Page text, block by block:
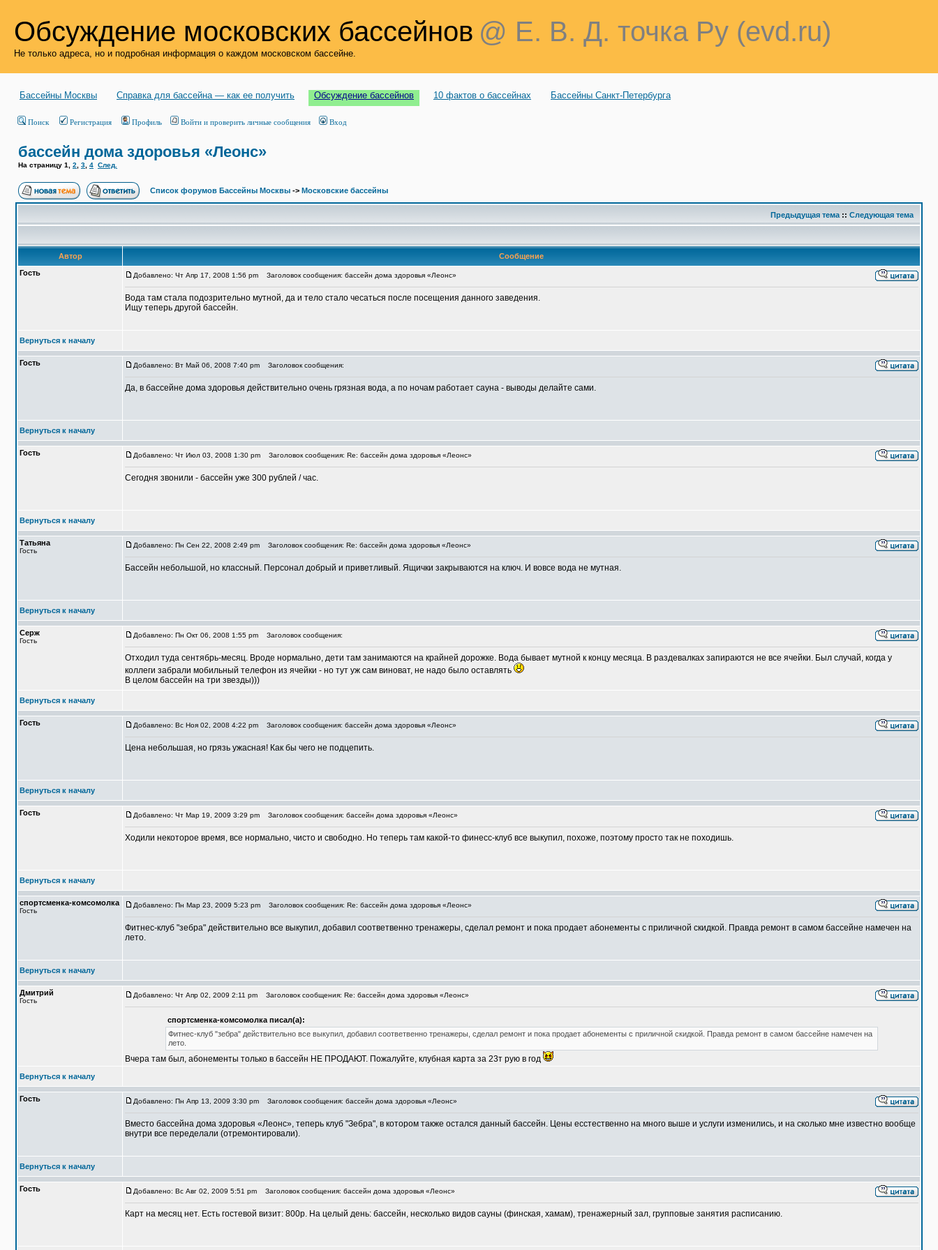
Обсуждение московских бассейнов @ Е. В. Д. точка Ру (evd.ru)
Не только адреса, но и подробная информация о каждом московском бассейне.
Бассейны Москвы Справка для бассейна — как ее получить Обсуждение бассейнов 10 фактов о бассейнах Бассейны Санкт-Петербурга
Поиск Регистрация Профиль Войти и проверить личные сообщения Вход
бассейн дома здоровья «Леонс»
На страницу 1 2 3 4 След.
Список форумов Бассейны Москвы -> Московские бассейны
Предыдущая тема :: Следующая тема
Автор
Сообщение
Гость
Добавлено: Чт Апр 17, 2008 1:56 pm Заголовок сообщения: бассейн дома здоровья «Леонс»
Вода там стала подозрительно мутной, да и тело стало чесаться после посещения данного заведения.
Ищу теперь другой бассейн.
Вернуться к началу
Гость Добавлено: Вт Май 06, 2008 7:40 pm Заголовок сообщения:
Да, в бассейне дома здоровья действительно очень грязная вода, а по ночам работает сауна - выводы делайте сами.
Вернуться к началу
Гость Добавлено: Чт Июл 03, 2008 1:30 pm Заголовок сообщения: Re: бассейн дома здоровья «Леонс»
Сегодня звонили - бассейн уже 300 рублей / час.
Вернуться к началу
Татьяна
Гость
Добавлено: Пн Сен 22, 2008 2:49 pm Заголовок сообщения: Re: бассейн дома здоровья «Леонс»
Бассейн небольшой, но классный. Персонал добрый и приветливый. Ящички закрываются на ключ. И вовсе вода не мутная.
Вернуться к началу
Серж
Гость
Добавлено: Пн Окт 06, 2008 1:55 pm Заголовок сообщения:
Отходил туда сентябрь-месяц. Вроде нормально, дети там занимаются на крайней дорожке. Вода бывает мутной к концу месяца. В раздевалках запираются не все ячейки. Был случай, когда у
коллеги забрали мобильный телефон из ячейки - но тут уж сам виноват, не надо было оставлять
В целом бассейн на три звезды)))
Вернуться к началу
Гость Добавлено: Вс Ноя 02, 2008 4:22 pm Заголовок сообщения: бассейн дома здоровья «Леонс»
Цена небольшая, но грязь ужасная! Как бы чего не подцепить.
Вернуться к началу
Гость Добавлено: Чт Мар 19, 2009 3:29 pm Заголовок сообщения: бассейн дома здоровья «Леонс»
Ходили некоторое время, все нормально, чисто и свободно. Но теперь там какой-то финесс-клуб все выкупил, похоже, поэтому просто так не походишь.
Вернуться к началу
спортсменка-комсомолка
Гость
Добавлено: Пн Мар 23, 2009 5:23 pm Заголовок сообщения: Re: бассейн дома здоровья «Леонс»
Фитнес-клуб "зебра" действительно все выкупил, добавил соответвенно тренажеры, сделал ремонт и пока продает абонементы с приличной скидкой. Правда ремонт в самом бассейне намечен на
лето.
Вернуться к началу
Дмитрий
Гость
Добавлено: Чт Апр 02, 2009 2:11 pm Заголовок сообщения: Re: бассейн дома здоровья «Леонс»
спортсменка-комсомолка писал(а):
Фитнес-клуб "зебра" действительно все выкупил, добавил соответвенно тренажеры, сделал ремонт и пока продает абонементы с приличной скидкой. Правда ремонт в самом бассейне намечен на
лето.
Вчера там был, абонементы только в бассейн НЕ ПРОДАЮТ. Пожалуйте, клубная карта за 23т рую в год
Вернуться к началу
Гость Добавлено: Пн Апр 13, 2009 3:30 pm Заголовок сообщения: бассейн дома здоровья «Леонс»
Вместо бассейна дома здоровья «Леонс», теперь клуб "Зебра", в котором также остался данный бассейн. Цены есстественно на много выше и услуги изменились, и на сколько мне известно вообще
внутри все переделали (отремонтировали).
Вернуться к началу
Гость Добавлено: Вс Авг 02, 2009 5:51 pm Заголовок сообщения: бассейн дома здоровья «Леонс»
Карт на месяц нет. Есть гостевой визит: 800р. На целый день: бассейн, несколько видов сауны (финская, хамам), тренажерный зал, групповые занятия расписанию.